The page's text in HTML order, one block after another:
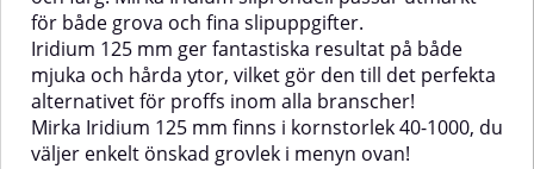
för både grova och fina slipuppgifter.
Iridium 125 mm ger fantastiska resultat på både
mjuka och hårda ytor, vilket gör den till det perfekta
alternativet för proffs inom alla branscher!
Mirka Iridium 125 mm finns i kornstorlek 40-1000, du
väljer enkelt önskad grovlek i menyn ovan!